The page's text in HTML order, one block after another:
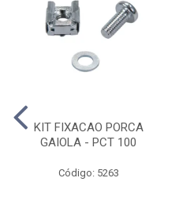
KIT FIXACAO PORCA
GAIOLA - PCT 100
Código: 5263